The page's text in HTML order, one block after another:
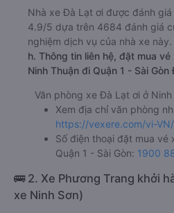
Nhà xe Đà Lạt ơi được đánh
4.9/5 dựa trên 4684 đánh giá
nghiệm dịch vụ của nhà xe này.
h. Thông tin liên hệ, đặt mua
Ninh Thuận đi Quận 1 - Sài
Văn phòng xe Đà Lạt ơi ở
Xem địa chỉ văn phòng
https://vexere.com/vi-
Số điện thoại đặt mua vé
Quận 1 - Sài Gòn: 1900
🚌 2. Xe Phương Trang khởi
xe Ninh Sơn)